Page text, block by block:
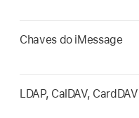
Chaves do iMessage
LDAP, CalDAV, CardDAV